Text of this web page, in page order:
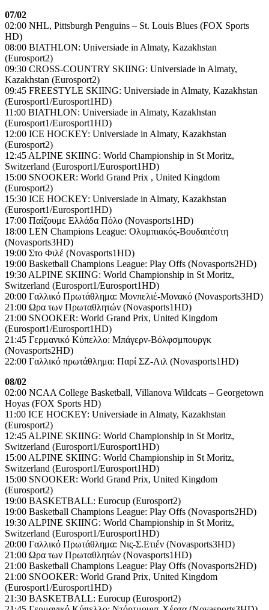
07/02
02:00 NHL, Pittsburgh Penguins – St. Louis Blues (FOX Sports
HD)
08:00 BIATHLON: Universiade in Almaty, Kazakhstan
(Eurosport2)
09:30 CROSS-COUNTRY SKIING: Universiade in Almaty,
Kazakhstan (Eurosport2)
09:45 FREESTYLE SKIING: Universiade in Almaty, Kazakhstan
(Eurosport1/Eurosport1HD)
11:00 BIATHLON: Universiade in Almaty, Kazakhstan
(Eurosport1/Eurosport1HD)
12:00 ICE HOCKEY: Universiade in Almaty, Kazakhstan
(Eurosport2)
12:45 ALPINE SKIING: World Championship in St Moritz,
Switzerland (Eurosport1/Eurosport1HD)
15:00 SNOOKER: World Grand Prix , United Kingdom
(Eurosport2)
15:30 ICE HOCKEY: Universiade in Almaty, Kazakhstan
(Eurosport1/Eurosport1HD)
17:00 Παίζουμε Ελλάδα Πόλο (Novasports1HD)
18:00 LEN Champions League: Ολυμπιακός-Βουδαπέστη
(Novasports3HD)
19:00 Στο Φιλέ (Novasports1HD)
19:00 Basketball Champions League: Play Offs (Novasports2HD)
19:30 ALPINE SKIING: World Championship in St Moritz,
Switzerland (Eurosport1/Eurosport1HD)
20:00 Γαλλικό Πρωτάθλημα: Μονπελιέ-Μονακό (Novasports3HD)
21:00 Ωρα των Πρωταθλητών (Novasports1HD)
21:00 SNOOKER: World Grand Prix, United Kingdom
(Eurosport1/Eurosport1HD)
21:45 Γερμανικό Κύπελλο: Μπάγερν-Βόλφσμπουργκ
(Novasports2HD)
22:00 Γαλλικό πρωτάθλημα: Παρί ΣΖ-Λιλ (Novasports1HD)
08/02
02:00 NCAA College Basketball, Villanova Wildcats – Georgetown
Hoyas (FOX Sports HD)
11:00 ICE HOCKEY: Universiade in Almaty, Kazakhstan
(Eurosport2)
12:45 ALPINE SKIING: World Championship in St Moritz,
Switzerland (Eurosport1/Eurosport1HD)
15:00 ALPINE SKIING: World Championship in St Moritz,
Switzerland (Eurosport1/Eurosport1HD)
15:00 SNOOKER: World Grand Prix, United Kingdom
(Eurosport2)
19:00 BASKETBALL: Eurocup (Eurosport2)
19:00 Basketball Champions League: Play Offs (Novasports2HD)
19:30 ALPINE SKIING: World Championship in St Moritz,
Switzerland (Eurosport1/Eurosport1HD)
20:00 Γαλλικό Πρωτάθλημα: Νις-Σ.Ετιέν (Novasports3HD)
21:00 Ωρα των Πρωταθλητών (Novasports1HD)
21:00 Basketball Champions League: Play Offs (Novasports2HD)
21:00 SNOOKER: World Grand Prix, United Kingdom
(Eurosport1/Eurosport1HD)
21:30 BASKETBALL: Eurocup (Eurosport2)